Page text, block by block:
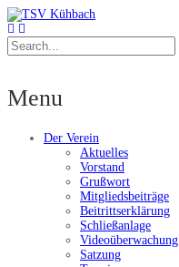
Menu
Der Verein
Aktuelles
Vorstand
Grußwort
Mitgliedsbeiträge
Beitrittserklärung
Schließanlage
Videoüberwachung
Satzung